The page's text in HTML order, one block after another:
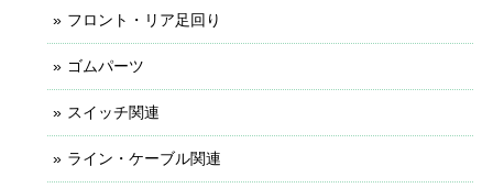
フロント・リア足回り
ゴムパーツ
スイッチ関連
ライン・ケーブル関連